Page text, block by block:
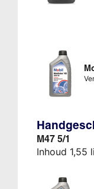
M47 5/1
Inhoud 1,55